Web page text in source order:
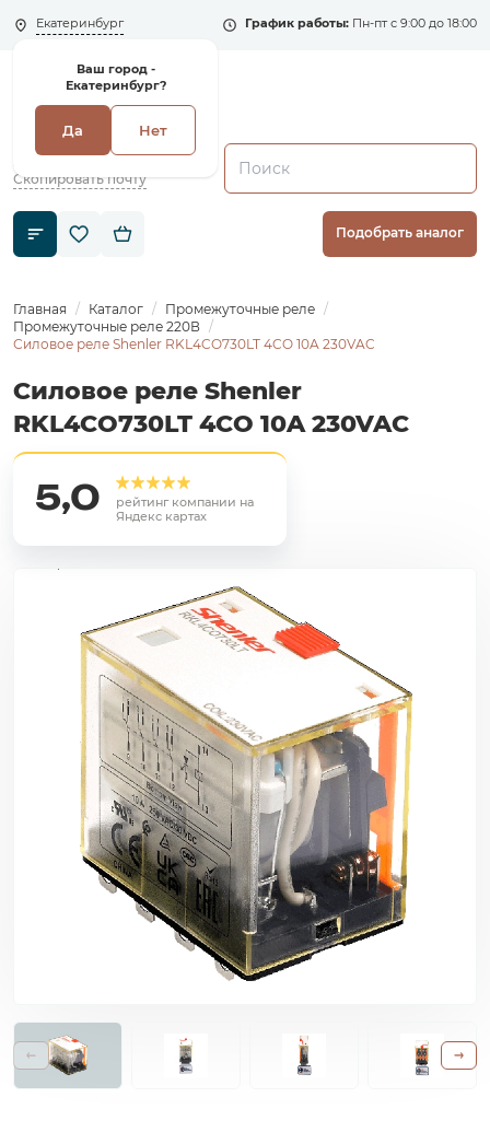
Екатеринбург
Ваш город -
Екатеринбург?
Да Нет
График работы: Пн-пт с 9:00 до 18:00
Скопировать почту
Подобрать аналог
Главная Каталог
Промежуточные реле
Промежуточные реле 220В
Силовое реле Shenler RKL4CO730LT 4CO 10A 230VAC
Силовое реле Shenler
RKL4CO730LT 4CO 10A 230VAC
5,0
рейтинг компании на
Яндекс картах